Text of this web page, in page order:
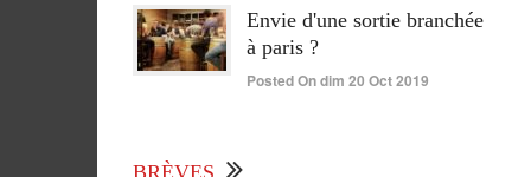
Envie d'une sortie branchée
à paris ?
Posted On dim 20 Oct 2019
BRÈVES